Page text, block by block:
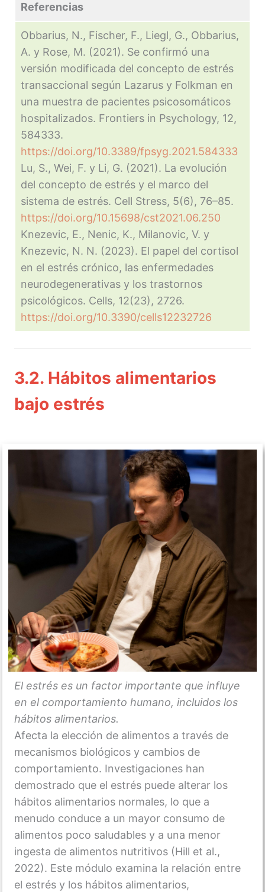
Referencias
Obbarius, N., Fischer, F., Liegl, G., Obbarius,
A. y Rose, M. (2021). Se confirmó una
versión modificada del concepto de estrés
transaccional según Lazarus y Folkman en
una muestra de pacientes psicosomáticos
hospitalizados. Frontiers in Psychology, 12,
584333.
https://doi.org/10.3389/fpsyg.2021.584333
Lu, S., Wei, F. y Li, G. (2021). La evolución
del concepto de estrés y el marco del
sistema de estrés. Cell Stress, 5(6), 76–85.
https://doi.org/10.15698/cst2021.06.250
Knezevic, E., Nenic, K., Milanovic, V. y
Knezevic, N. N. (2023). El papel del cortisol
en el estrés crónico, las enfermedades
neurodegenerativas y los trastornos
psicológicos. Cells, 12(23), 2726.
https://doi.org/10.3390/cells12232726
3.2. Hábitos alimentarios
bajo estrés
El estrés es un factor importante que influye
en el comportamiento humano, incluidos los
hábitos alimentarios.
Afecta la elección de alimentos a través de
mecanismos biológicos y cambios de
comportamiento. Investigaciones han
demostrado que el estrés puede alterar los
hábitos alimentarios normales, lo que a
menudo conduce a un mayor consumo de
alimentos poco saludables y a una menor
ingesta de alimentos nutritivos (Hill et al.,
2022). Este módulo examina la relación entre
el estrés y los hábitos alimentarios,